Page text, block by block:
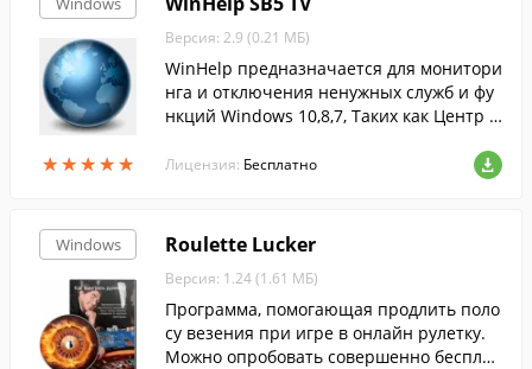
★★★★★
★★★★★
Версия: 2.9 (0.21 МБ)
WinHelp предназначается для монитори
нга и отключения ненужных служб и фу
нкций Windows 10,8,7, Таких как Центр о
ногих других, которые мешают нормаль
Лицензия: Бесплатно
Windows Roulette Lucker
Версия: 1.24 (1.61 МБ)
Программа, помогающая продлить поло
су везения при игре в онлайн рулетку.
Можно опробовать совершенно бесплат